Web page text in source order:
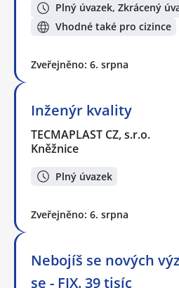
Plný úvazek, Zkrácený
Vhodné také pro cizince
Zveřejněno: 6. srpna
Inženýr kvality
TECMAPLAST CZ, s.r.o.
Kněžnice
Plný úvazek
Zveřejněno: 6. srpna
Nebojíš se nových
se - FIX. 39 tisíc